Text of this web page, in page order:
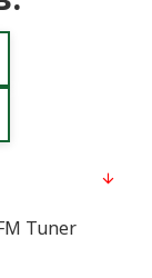
Tuner